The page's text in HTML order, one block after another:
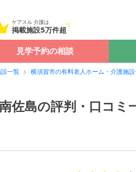
ケアスル 介護は
掲載施設5万件超
見学予約の相談
一覧 横須賀市の有料老人ホーム・介護施
佐島の評判・口コミ